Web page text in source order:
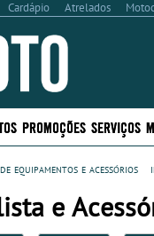
Cardápio Atrelados
PROMOÇÕES SERVIÇOS
equipamentos e acessórios
e